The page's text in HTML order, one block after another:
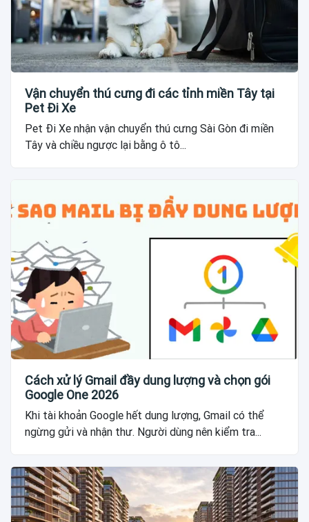
Vận chuyển thú cưng đi các tỉnh miền Tây tại
Pet Đi Xe
Pet Đi Xe nhận vận chuyển thú cưng Sài Gòn đi miền
Tây và chiều ngược lại bằng ô tô...
Cách xử lý Gmail đầy dung lượng và chọn gói
Google One 2026
Khi tài khoản Google hết dung lượng, Gmail có thể
ngừng gửi và nhận thư. Người dùng nên kiểm tra...